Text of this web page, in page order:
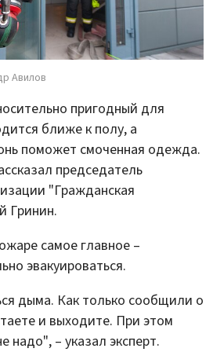
Авилов
пригодный для
ближе к полу, а
поможет смоченная одежда.
председатель
"Гражданская
Гринин.
самое главное –
эвакуироваться.
дыма. Как только сообщили о
и выходите. При этом
надо", – указал эксперт.